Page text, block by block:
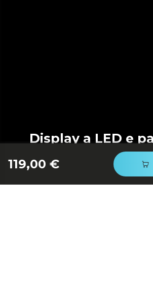
119,00 €
Display a LED e pannello
touch